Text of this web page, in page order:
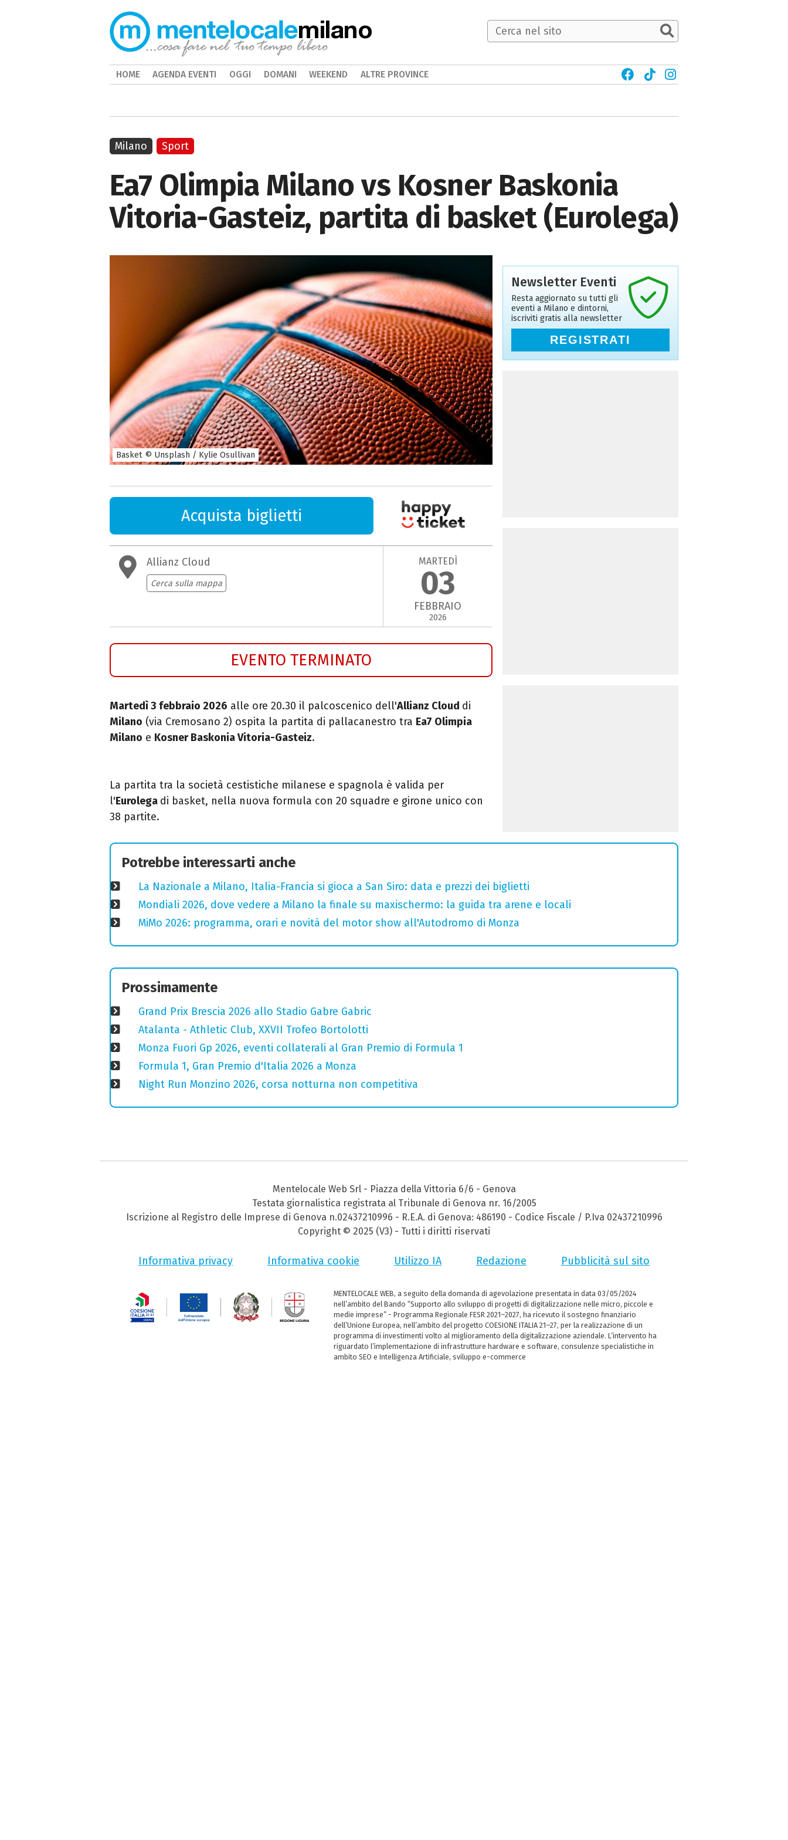
Ea7 Olimpia Milano vs Kosner Baskonia
Vitoria-Gasteiz, partita di basket (Eurolega)
Basket © Unsplash / Kylie Osullivan
Acquista biglietti
Allianz Cloud
Cerca sulla mappa
MARTEDÌ
03
FEBBRAIO
2026
EVENTO TERMINATO
Martedì 3 febbraio 2026 alle ore 20.30 il palcoscenico dell'Allianz Cloud di
Milano (via Cremosano 2) ospita la partita di pallacanestro tra Ea7 Olimpia
Milano e Kosner Baskonia Vitoria-Gasteiz.
La partita tra la società cestistiche milanese e spagnola è valida per
l'Eurolega di basket, nella nuova formula con 20 squadre e girone unico con
38 partite.
Milano Sport
Newsletter Eventi
Resta aggiornato su tutti gli
eventi a Milano e dintorni,
iscriviti gratis alla newsletter
REGISTRATI
Potrebbe interessarti anche
La Nazionale a Milano, Italia-Francia si gioca a San Siro: data e prezzi dei biglietti
Mondiali 2026, dove vedere a Milano la finale su maxischermo: la guida tra arene e locali
MiMo 2026: programma, orari e novità del motor show all'Autodromo di Monza
Prossimamente
Grand Prix Brescia 2026 allo Stadio Gabre Gabric
Atalanta - Athletic Club, XXVII Trofeo Bortolotti
Monza Fuori Gp 2026, eventi collaterali al Gran Premio di Formula 1
Formula 1, Gran Premio d'Italia 2026 a Monza
Night Run Monzino 2026, corsa notturna non competitiva
milano
HOME AGENDA EVENTI OGGI DOMANI WEEKEND ALTRE PROVINCE
Mentelocale Web Srl - Piazza della Vittoria 6/6 - Genova
Testata giornalistica registrata al Tribunale di Genova nr. 16/2005
Iscrizione al Registro delle Imprese di Genova n.02437210996 - R.E.A. di Genova: 486190 - Codice Fiscale / P.Iva 02437210996
Copyright © 2025 (V3) - Tutti i diritti riservati
Informativa privacy Informativa cookie Utilizzo IA Redazione Pubblicità sul sito
MENTELOCALE WEB, a seguito della domanda di agevolazione presentata in data 03/05/2024
nell’ambito del Bando “Supporto allo sviluppo di progetti di digitalizzazione nelle micro, piccole e
medie imprese” - Programma Regionale FESR 2021–2027, ha ricevuto il sostegno finanziario
dell’Unione Europea, nell’ambito del progetto COESIONE ITALIA 21–27, per la realizzazione di un
programma di investimenti volto al miglioramento della digitalizzazione aziendale. L’intervento ha
riguardato l’implementazione di infrastrutture hardware e software, consulenze specialistiche in
ambito SEO e Intelligenza Artificiale, sviluppo e-commerce